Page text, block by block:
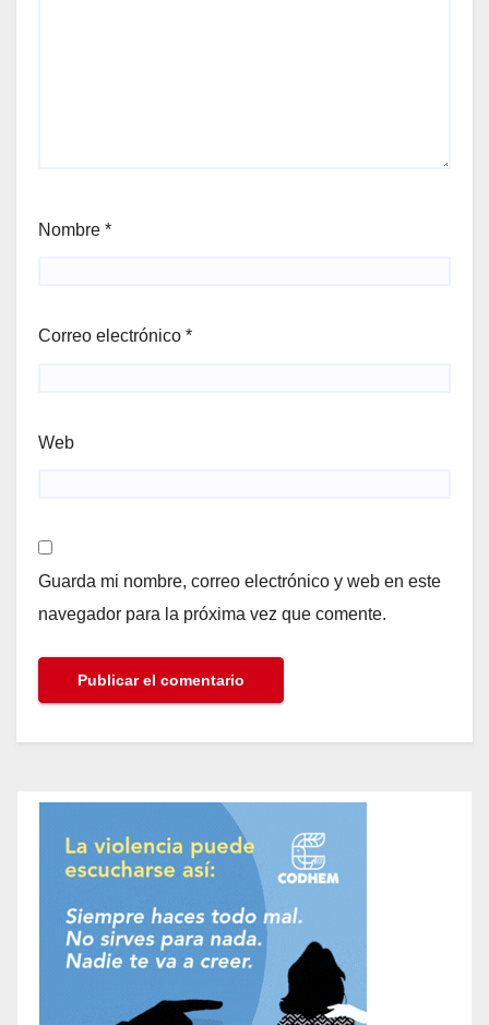
Nombre *
Correo electrónico *
Web
Guarda mi nombre, correo electrónico y web en este
navegador para la próxima vez que comente.